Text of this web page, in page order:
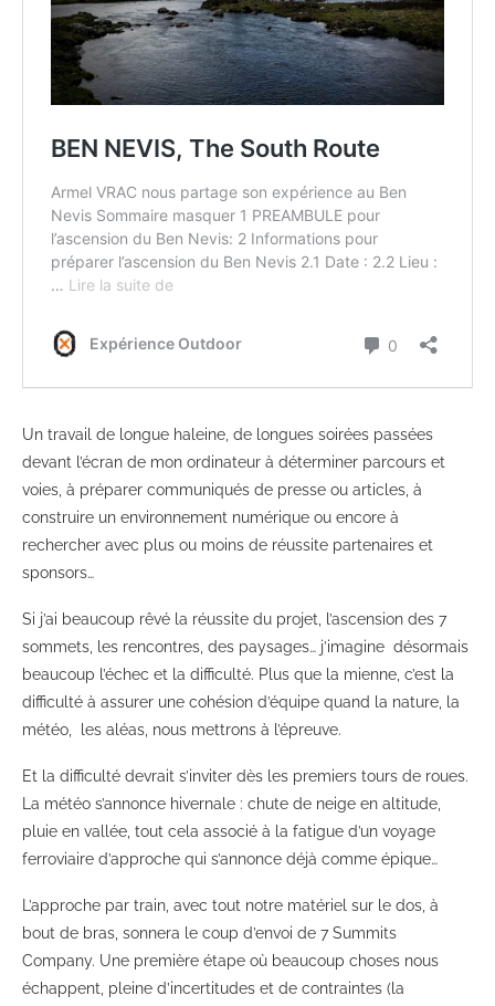
Un travail de longue haleine, de longues soirées passées
devant l’écran de mon ordinateur à déterminer parcours et
voies, à préparer communiqués de presse ou articles, à
construire un environnement numérique ou encore à
rechercher avec plus ou moins de réussite partenaires et
sponsors…
Si j’ai beaucoup rêvé la réussite du projet, l’ascension des 7
sommets, les rencontres, des paysages… j’imagine désormais
beaucoup l’échec et la difficulté. Plus que la mienne, c’est la
difficulté à assurer une cohésion d’équipe quand la nature, la
météo, les aléas, nous mettrons à l’épreuve.
Et la difficulté devrait s’inviter dès les premiers tours de roues.
La météo s’annonce hivernale : chute de neige en altitude,
pluie en vallée, tout cela associé à la fatigue d’un voyage
ferroviaire d’approche qui s’annonce déjà comme épique…
L’approche par train, avec tout notre matériel sur le dos, à
bout de bras, sonnera le coup d’envoi de 7 Summits
Company. Une première étape où beaucoup choses nous
échappent, pleine d’incertitudes et de contraintes (la